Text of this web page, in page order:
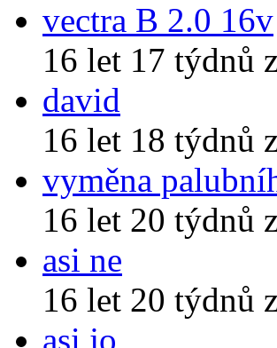
vectra B 2.0 16v
16 let 17 týdnů
david
16 let 18 týdnů
vyměna
16 let 20 týdnů
asi ne
16 let 20 týdnů
asi jo